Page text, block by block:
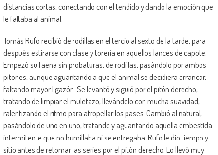
distancias cortas, conectando con el tendido y dando la emoción que
le faltaba al animal.
Tomás Rufo recibió de rodillas en el tercio al sexto de la tarde, para
después estirarse con clase y torería en aquellos lances de capote.
Empezó su faena sin probaturas, de rodillas, pasándolo por ambos
pitones, aunque aguantando a que el animal se decidiera arrancar,
faltando mayor ligazón. Se levantó y siguió por el pitón derecho,
tratando de limpiar el muletazo, llevándolo con mucha suavidad,
ralentizando el ritmo para atropellar los pases. Cambió al natural,
pasándolo de uno en uno, tratando y aguantando aquella embestida
intermitente que no humillaba ni se entregaba. Rufo le dio tiempo y
sitio antes de retomar las series por el pitón derecho. Lo llevó muy